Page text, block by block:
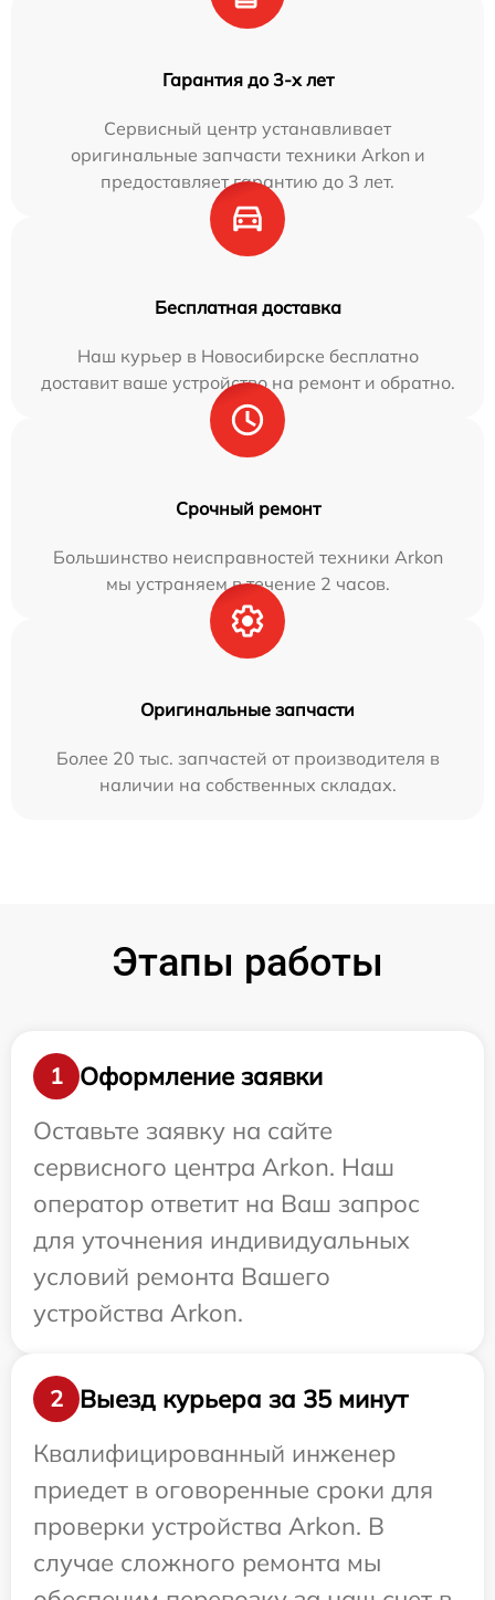
Гарантия до 3-х лет
Сервисный центр устанавливает
оригинальные запчасти техники Arkon и
предоставляет гарантию до 3 лет.
Бесплатная доставка
Наш курьер в Новосибирске бесплатно
доставит ваше устройство на ремонт и обратно.
Срочный ремонт
Большинство неисправностей техники Arkon
мы устраняем в течение 2 часов.
Оригинальные запчасти
Более 20 тыс. запчастей от производителя в
наличии на собственных складах.
Этапы работы
1
Оформление заявки
Оставьте заявку на сайте
сервисного центра Arkon. Наш
оператор ответит на Ваш запрос
для уточнения индивидуальных
условий ремонта Вашего
устройства Arkon.
2
Выезд курьера за 35 минут
Квалифицированный инженер
приедет в оговоренные сроки для
проверки устройства Arkon. В
случае сложного ремонта мы